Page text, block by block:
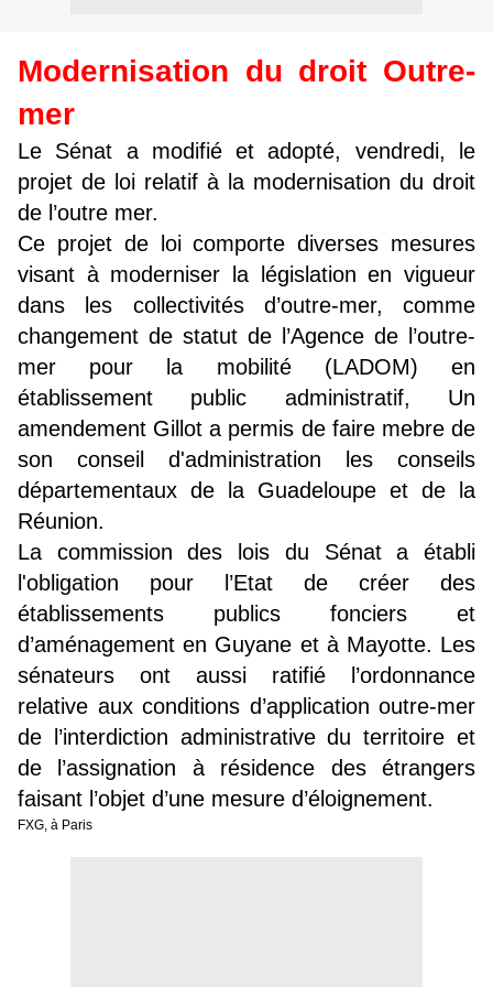
Modernisation du droit Outre-
mer
Le Sénat a modifié et adopté, vendredi, le
projet de loi relatif à la modernisation du droit
de l’outre mer.
Ce projet de loi comporte diverses mesures
visant à moderniser la législation en vigueur
dans les collectivités d’outre-mer, comme
changement de statut de l’Agence de l’outre-
mer pour la mobilité (LADOM) en
établissement public administratif, Un
amendement Gillot a permis de faire mebre de
son conseil d'administration les conseils
départementaux de la Guadeloupe et de la
Réunion.
La commission des lois du Sénat a établi
l'obligation pour l’Etat de créer des
établissements publics fonciers et
d’aménagement en Guyane et à Mayotte. Les
sénateurs ont aussi ratifié l’ordonnance
relative aux conditions d’application outre-mer
de l’interdiction administrative du territoire et
de l’assignation à résidence des étrangers
faisant l’objet d’une mesure d’éloignement.
FXG, à Paris